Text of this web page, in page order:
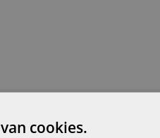
cookies.